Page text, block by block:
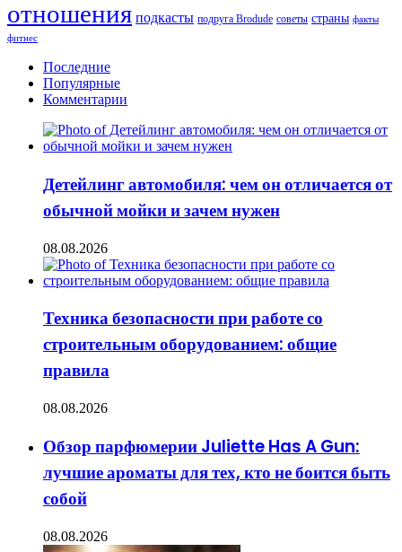
зимой
отношения подкасты подруга Brodude советы страны факты
фитнес
Последние
Популярные
Комментарии
Детейлинг автомобиля: чем он отличается от
обычной мойки и зачем нужен
08.08.2026
Техника безопасности при работе со
строительным оборудованием: общие
правила
08.08.2026
Обзор парфюмерии Juliette Has A Gun:
лучшие ароматы для тех, кто не боится быть
собой
08.08.2026